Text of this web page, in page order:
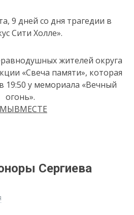
9 дней со дня трагедии в
Сити Холле».
жителей округа
«Свеча памяти», которая
19:50 у мемориала «Вечный
огонь».
Сергиева